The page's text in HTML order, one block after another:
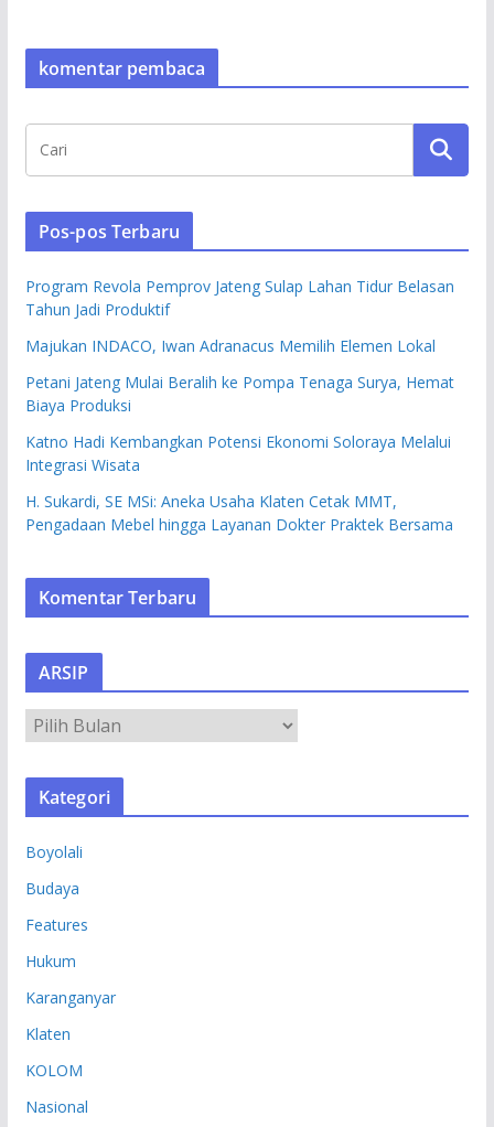
komentar pembaca
Pos-pos Terbaru
Program Revola Pemprov Jateng Sulap Lahan Tidur Belasan
Tahun Jadi Produktif
Majukan INDACO, Iwan Adranacus Memilih Elemen Lokal
Petani Jateng Mulai Beralih ke Pompa Tenaga Surya, Hemat
Biaya Produksi
Katno Hadi Kembangkan Potensi Ekonomi Soloraya Melalui
Integrasi Wisata
H. Sukardi, SE MSi: Aneka Usaha Klaten Cetak MMT,
Pengadaan Mebel hingga Layanan Dokter Praktek Bersama
Komentar Terbaru
ARSIP
R
S
Kategori
Boyolali
Budaya
Features
Hukum
Karanganyar
Klaten
KOLOM
Nasional